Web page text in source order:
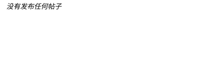
没有发布任何帖子